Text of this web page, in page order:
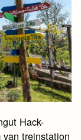
Hack-
treinstation